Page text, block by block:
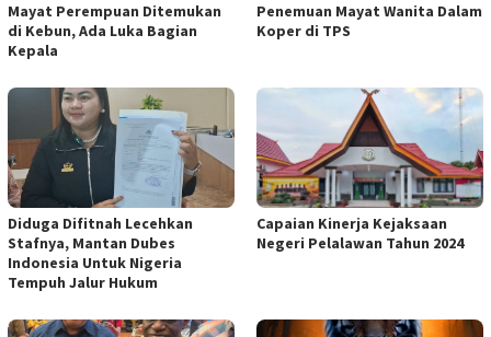
Mayat Perempuan Ditemukan
di Kebun, Ada Luka Bagian
Kepala
Penemuan Mayat Wanita Dalam
Koper di TPS
Diduga Difitnah Lecehkan
Stafnya, Mantan Dubes
Indonesia Untuk Nigeria
Tempuh Jalur Hukum
Capaian Kinerja Kejaksaan
Negeri Pelalawan Tahun 2024